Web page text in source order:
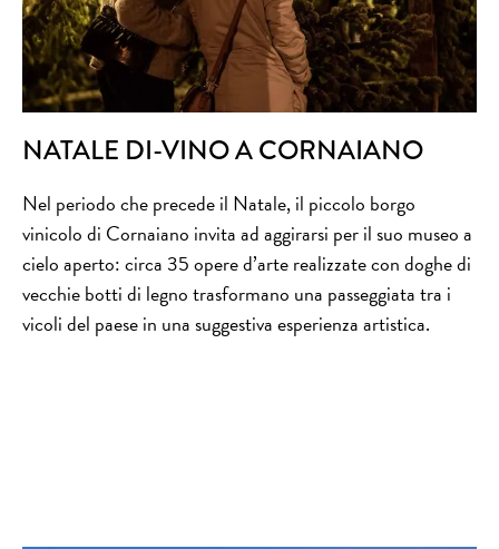
NATALE DI-VINO A CORNAIANO
Nel periodo che precede il Natale, il piccolo borgo
vinicolo di Cornaiano invita ad aggirarsi per il suo museo a
cielo aperto: circa 35 opere d’arte realizzate con doghe di
vecchie botti di legno trasformano una passeggiata tra i
vicoli del paese in una suggestiva esperienza artistica.